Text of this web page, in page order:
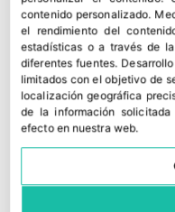
contenido personalizado.
el rendimiento del
estadísticas o a través de
diferentes fuentes.
limitados con el objetivo de
localización geográfica
de la información solicitada
efecto en nuestra web.